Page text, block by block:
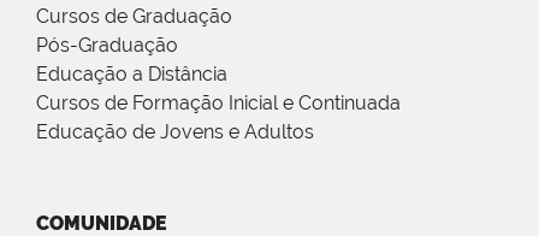
Cursos de Graduação
Pós-Graduação
Educação a Distância
Cursos de Formação Inicial e Continuada
Educação de Jovens e Adultos
COMUNIDADE